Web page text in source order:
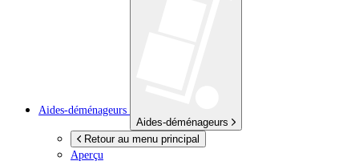
Aides-déménageurs
Aides-déménageurs
Retour au menu principal
Aperçu